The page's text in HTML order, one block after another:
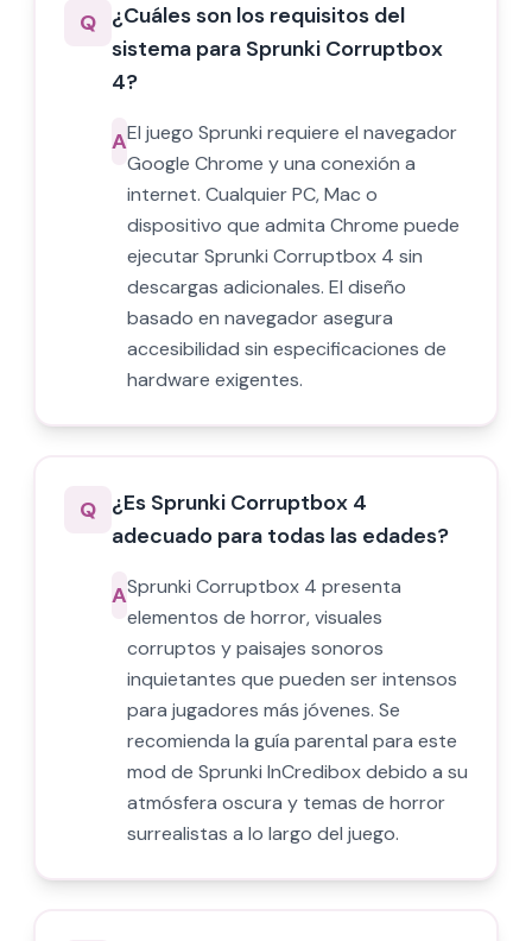
Q ¿Cuáles son los requisitos del
sistema para Sprunki Corruptbox
4?
AEl juego Sprunki requiere el navegador
Google Chrome y una conexión a
internet. Cualquier PC, Mac o
dispositivo que admita Chrome puede
ejecutar Sprunki Corruptbox 4 sin
descargas adicionales. El diseño
basado en navegador asegura
accesibilidad sin especificaciones de
hardware exigentes.
Q ¿Es Sprunki Corruptbox 4
adecuado para todas las edades?
ASprunki Corruptbox 4 presenta
elementos de horror, visuales
corruptos y paisajes sonoros
inquietantes que pueden ser intensos
para jugadores más jóvenes. Se
recomienda la guía parental para este
mod de Sprunki InCredibox debido a su
atmósfera oscura y temas de horror
surrealistas a lo largo del juego.